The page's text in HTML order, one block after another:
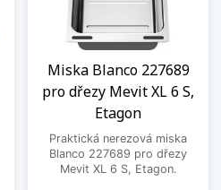
Miska Blanco 227689
pro dřezy Mevit XL 6 S,
Etagon
Praktická nerezová miska
Blanco 227689 pro dřezy
Mevit XL 6 S, Etagon.